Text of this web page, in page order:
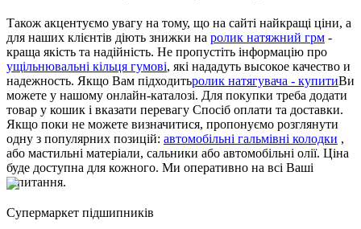
Також акцентуємо увагу на тому, що на сайті найкращі ціни, а
для наших клієнтів діють знижки на ролик натяжний грм -
краща якість та надійність. Не пропустіть інформацію про
ущільнювальні кільця гумові, які нададуть высокое качество и
надежность. Якщо Вам підходитьролик натягувача - купитиВи
можете у нашому онлайн-каталозі. Для покупки треба додати
товар у кошик і вказати перевагу Спосіб оплати та доставки.
Якщо поки не можете визначитися, пропонуємо розглянути
одну з популярних позицій: автомобільні гальмівні колодки ,
або мастильні матеріали, сальники або автомобільні олії. Ціна
буде доступна для кожного. Ми оперативно на всі Ваші
запитання.
Cупермаркет підшипників